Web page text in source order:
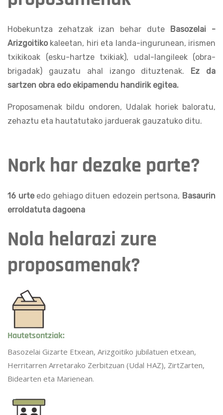
Hobekuntza zehatzak izan behar dute Basozelai -
Arizgoitikokaleetan, hiri eta landa-ingurunean, irismen
txikikoak (esku-hartze txikiak), udal-langileek (obra-
brigadak) gauzatu ahal izango dituztenak. Ez da
sartzen obra edo ekipamendu handirik egitea.
Proposamenak bildu ondoren, Udalak horiek baloratu,
zehaztu eta hautatutako jarduerak gauzatuko ditu.
Nork har dezake parte?
16 urteedo gehiago dituen edozein pertsona, Basaurin
erroldatuta dagoena
Nola helarazi zure
proposamenak?
Hautetsontziak:
Basozelai Gizarte Etxean, Arizgoitiko jubilatuen etxean,
Herritarren Arretarako Zerbitzuan (Udal HAZ), ZirtZarten,
Bidearten eta Marienean.